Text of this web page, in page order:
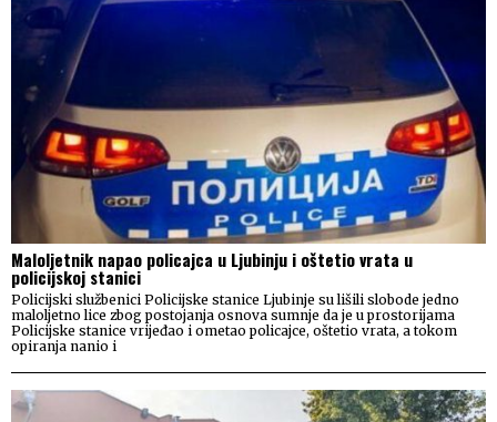
Maloljetnik napao policajca u Ljubinju i oštetio vrata u
policijskoj stanici
Policijski službenici Policijske stanice Ljubinje su lišili slobode jedno
maloljetno lice zbog postojanja osnova sumnje da je u prostorijama
Policijske stanice vrijeđao i ometao policajce, oštetio vrata, a tokom
opiranja nanio i